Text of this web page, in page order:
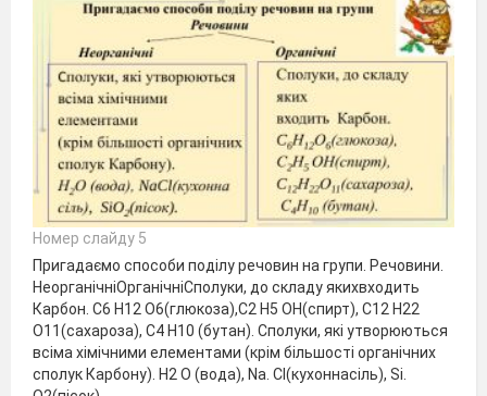
Номер слайду 5
Пригадаємо способи поділу речовин на групи. Речовини.
НеорганічніОрганічніСполуки, до складу якихвходить
Карбон. C6 Н12 О6(глюкоза),С2 Н5 ОН(спирт), C12 Н22
О11(сахароза), С4 Н10 (бутан). Сполуки, які утворюються
всіма хімічними елементами (крім більшості органічних
сполук Карбону). Н2 О (вода), Na. Cl(кухоннасіль), Si.